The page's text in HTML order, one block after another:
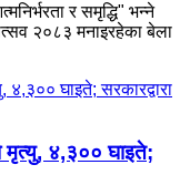
र समृद्धि" भन्ने
२०८३ मनाइरहेका बेला
मृत्यु, ४,३०० घाइते;